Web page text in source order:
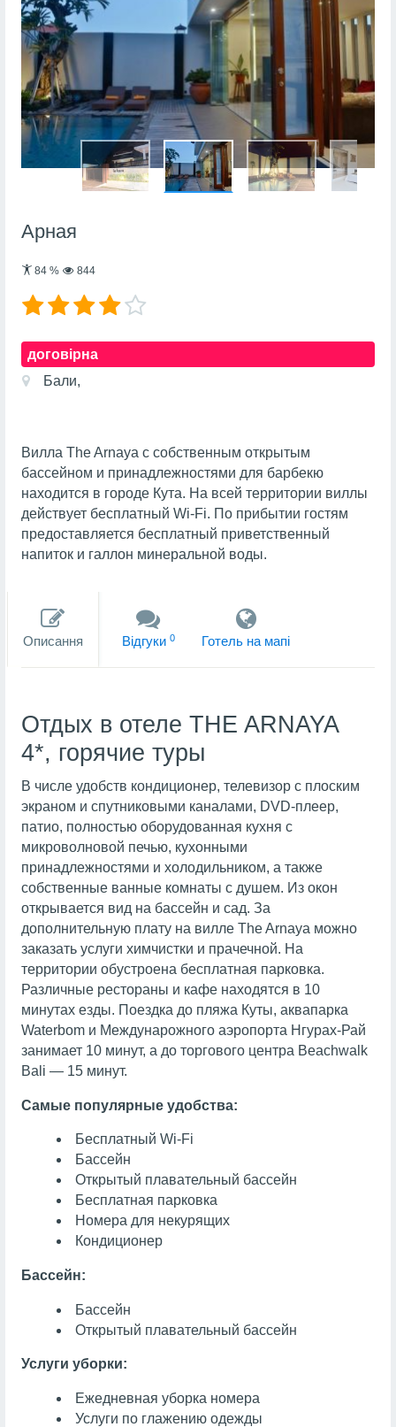
Арная
84% 844
договірна
Бали,
Вилла The Arnaya с собственным открытым
бассейном и принадлежностями для барбекю
находится в городе Кута. На всей территории виллы
действует бесплатный Wi-Fi. По прибытии гостям
предоставляется бесплатный приветственный
напиток и галлон минеральной воды.
Описання Вiдгуки 0 Готель на мапi
Отдых в отеле THE ARNAYA
4*, горячие туры
В числе удобств кондиционер, телевизор с плоским
экраном и спутниковыми каналами, DVD-плеер,
патио, полностью оборудованная кухня с
микроволновой печью, кухонными
принадлежностями и холодильником, а также
собственные ванные комнаты с душем. Из окон
открывается вид на бассейн и сад. За
дополнительную плату на вилле The Arnaya можно
заказать услуги химчистки и прачечной. На
территории обустроена бесплатная парковка.
Различные рестораны и кафе находятся в 10
минутах езды. Поездка до пляжа Куты, аквапарка
Waterbom и Междунарожного аэропорта Нгурах-Рай
занимает 10 минут, а до торгового центра Beachwalk
Bali — 15 минут.
Самые популярные удобства:
Бесплатный Wi-Fi
Бассейн
Открытый плавательный бассейн
Бесплатная парковка
Номера для некурящих
Кондиционер
Бассейн:
Бассейн
Открытый плавательный бассейн
Услуги уборки:
Ежедневная уборка номера
Услуги по глажению одежды